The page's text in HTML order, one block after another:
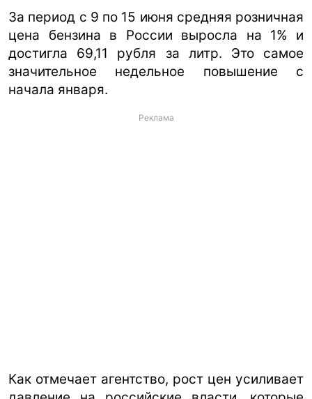
За период с 9 по 15 июня средняя розничная
цена бензина в России выросла на 1% и
достигла 69,11 рубля за литр. Это самое
значительное недельное повышение с
начала января.
Реклама
Как отмечает агентство, рост цен усиливает